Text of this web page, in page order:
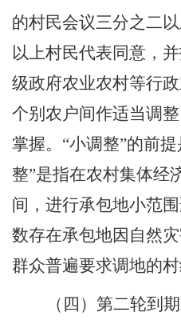
的村民会议三分之二
以上村民代表同意，
级政府农业农村等行
个别农户间作适当调
掌握。 “小调整”的前提
整”是指在农村集体经
间，进行承包地小范
数存在承包地因自然
群众普遍要求调地的村
（四）第二轮到